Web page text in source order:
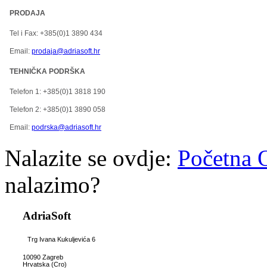
PRODAJA
Tel i Fax: +385(0)1 3890 434
Email: prodaja@adriasoft.hr
TEHNIČKA PODRŠKA
Telefon 1: +385(0)1 3818 190
Telefon 2: +385(0)1 3890 058
Email: podrska@adriasoft.hr
Nalazite se ovdje: Početna
nalazimo?
AdriaSoft
Trg Ivana Kukuljevića 6
10090 Zagreb
Hrvatska (Cro)